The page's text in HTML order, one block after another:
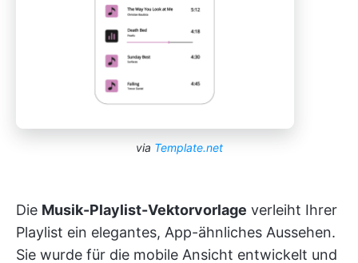
via Template.net
Die Musik-Playlist-Vektorvorlage verleiht Ihrer
Playlist ein elegantes, App-ähnliches Aussehen.
Sie wurde für die mobile Ansicht entwickelt und